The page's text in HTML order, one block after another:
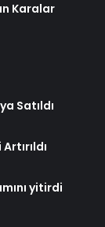
Karalar
Satıldı
yitirdi